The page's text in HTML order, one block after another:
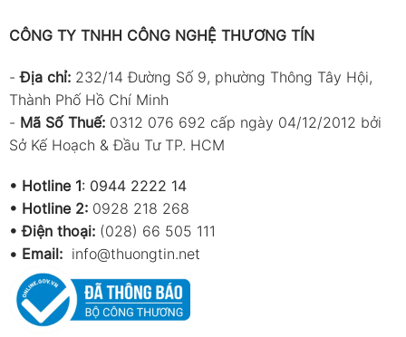
CÔNG TY TNHH CÔNG NGHỆ THƯƠNG TÍN
-Địa chỉ: 232/14 Đường Số 9, phường Thông Tây Hội,
Thành Phố Hồ Chí Minh
- Mã Số Thuế: 0312 076 692 cấp ngày 04/12/2012 bởi
Sở Kế Hoạch & Đầu Tư TP. HCM
• Hotline 1: 0944 2222 14
• Hotline 2: 0928 218 268
• Điện thoại: (028) 66 505 111
• Email: info@thuongtin.net